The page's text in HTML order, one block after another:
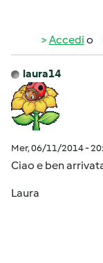
Accedi o
laura14
Mer, 06/11/2014 -
Ciao e ben
Laura